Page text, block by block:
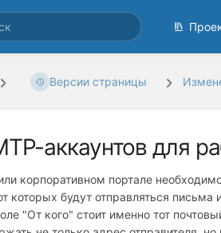
Версии страницы
аккаунтов для
корпоративном портале
которых будут отправляться
"От кого" стоит именно тот